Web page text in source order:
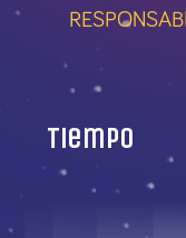
Tiempo